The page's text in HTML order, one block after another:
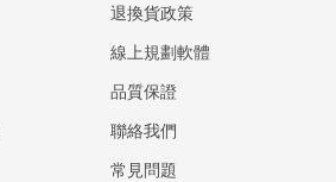
退換貨政策
線上規劃軟體
品質保證
聯絡我們
常見問題